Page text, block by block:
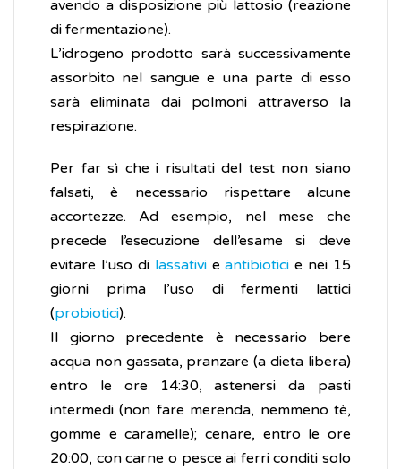
avendo a disposizione più lattosio (reazione
di fermentazione).
L’idrogeno prodotto sarà successivamente
assorbito nel sangue e una parte di esso
sarà eliminata dai polmoni attraverso la
respirazione.
Per far sì che i risultati del test non siano
falsati, è necessario rispettare alcune
accortezze. Ad esempio, nel mese che
precede l’esecuzione dell’esame si deve
evitare l’uso di lassativieantibiotici e nei 15
giorni prima l’uso di fermenti lattici
(probiotici).
Il giorno precedente è necessario bere
acqua non gassata, pranzare (a dieta libera)
entro le ore 14:30, astenersi da pasti
intermedi (non fare merenda, nemmeno tè,
gomme e caramelle); cenare, entro le ore
20:00, con carne o pesce ai ferri conditi solo